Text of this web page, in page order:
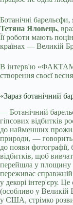
Ботанічні барельєфи,
Тетяна Яловець,
Її роботи мають
країнах — Великій
В інтерв'ю «ФАКТАМ»
створення своєї
«Зараз ботанічний
— Ботанічний
гіпсових відбитків
до найменших
природи, —
до появи фотографії,
відбитків, щоб
перейшла у площину
переживає
у декорі інтер'єру.
(особливо у Великій
у США, стрімко